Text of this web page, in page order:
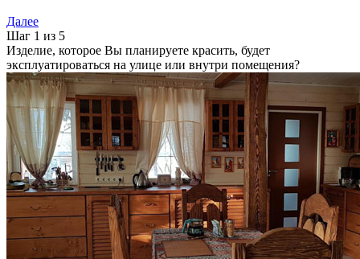
Далее
Шаг 1 из 5
Изделие, которое Вы планируете красить, будет
эксплуатироваться на улице или внутри помещения?